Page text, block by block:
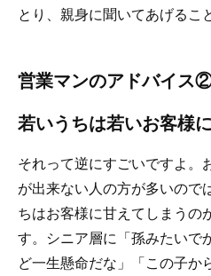
とり、親身に聞いてあげるこ
営業マンのアドバイス
若いうちは若いお客様
それって逆にすごいですよ。
が出来ない人の方が多いので
ちはお客様に甘えてしまうの
す。シニア層に「孫みたいで
ど一生懸命だな」「この子か